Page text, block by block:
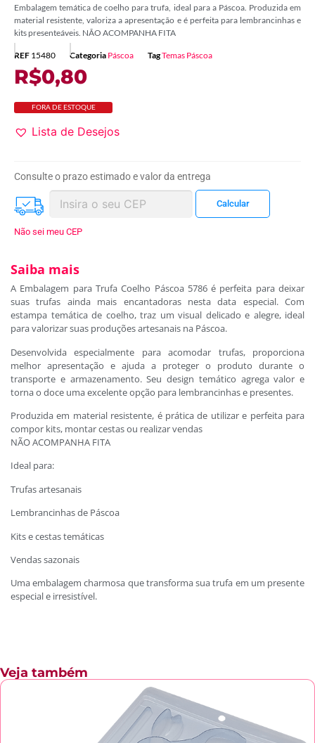
Embalagem temática de coelho para trufa, ideal para a Páscoa. Produzida em
material resistente, valoriza a apresentação e é perfeita para lembrancinhas e
kits presenteáveis. NÃO ACOMPANHA FITA
REF 15480 Categoria Páscoa TagTemas Páscoa
R$0,80
FORA DE ESTOQUE
Lista de Desejos
Consulte o prazo estimado e valor da entrega
Não sei meu CEP
Saiba mais
A Embalagem para Trufa Coelho Páscoa 5786 é perfeita para deixar
suas trufas ainda mais encantadoras nesta data especial. Com
estampa temática de coelho, traz um visual delicado e alegre, ideal
para valorizar suas produções artesanais na Páscoa.
Desenvolvida especialmente para acomodar trufas, proporciona
melhor apresentação e ajuda a proteger o produto durante o
transporte e armazenamento. Seu design temático agrega valor e
torna o doce uma excelente opção para lembrancinhas e presentes.
Produzida em material resistente, é prática de utilizar e perfeita para
compor kits, montar cestas ou realizar vendas
NÃO ACOMPANHA FITA
Ideal para:
Trufas artesanais
Lembrancinhas de Páscoa
Kits e cestas temáticas
Vendas sazonais
Uma embalagem charmosa que transforma sua trufa em um presente
especial e irresistível.
Veja também